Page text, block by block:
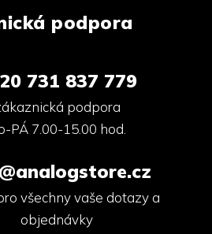
y
i
u
podpora
731 837 779
podpora
PÁ 7.00-15.00 hod.
všechny vaše dotazy a
objednávky